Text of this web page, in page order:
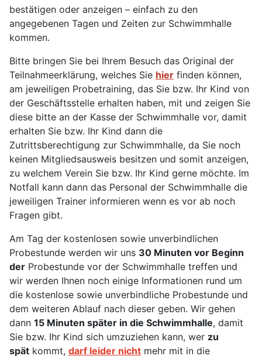
bestätigen oder anzeigen – einfach zu den
angegebenen Tagen und Zeiten zur Schwimmhalle
kommen.
Bitte bringen Sie bei Ihrem Besuch das Original der
Teilnahmeerklärung, welches Sie hier finden können,
am jeweiligen Probetraining, das Sie bzw. Ihr Kind von
der Geschäftsstelle erhalten haben, mit und zeigen Sie
diese bitte an der Kasse der Schwimmhalle vor, damit
erhalten Sie bzw. Ihr Kind dann die
Zutrittsberechtigung zur Schwimmhalle, da Sie noch
keinen Mitgliedsausweis besitzen und somit anzeigen,
zu welchem Verein Sie bzw. Ihr Kind gerne möchte. Im
Notfall kann dann das Personal der Schwimmhalle die
jeweiligen Trainer informieren wenn es vor ab noch
Fragen gibt.
Am Tag der kostenlosen sowie unverbindlichen
Probestunde werden wir uns 30 Minuten vor Beginn
der Probestunde vor der Schwimmhalle treffen und
wir werden Ihnen noch einige Informationen rund um
die kostenlose sowie unverbindliche Probestunde und
dem weiteren Ablauf nach dieser geben. Wir gehen
dann 15 Minuten später in die Schwimmhalle, damit
Sie bzw. Ihr Kind sich umzuziehen kann, wer zu
spät kommt, darf leider nicht mehr mit in die